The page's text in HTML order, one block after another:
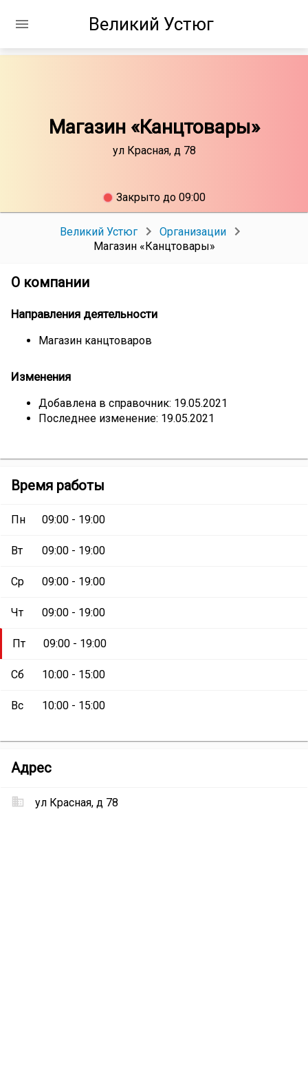
Великий Устюг
Магазин «Канцтовары»
ул Красная, д 78
Закрыто до 09:00
Великий Устюг
Организации
Магазин «Канцтовары»
О компании
Направления деятельности
Магазин канцтоваров
Изменения
Добавлена в справочник: 19.05.2021
Последнее изменение: 19.05.2021
Время работы
Пн 09:00 - 19:00
Вт 09:00 - 19:00
Ср 09:00 - 19:00
Чт 09:00 - 19:00
Пт 09:00 - 19:00
Сб 10:00 - 15:00
Вс 10:00 - 15:00
АдресМагазин
ул Красная, д 78